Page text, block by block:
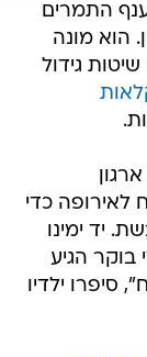
התמרים
הוא מונה
גידול
ה-70 גם נשלח לאירופה כדי
יד ימינו
בוקר הגיע
סיפרו ילדיו